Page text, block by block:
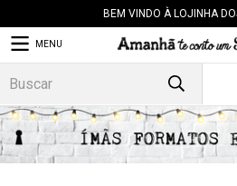
BEM VINDO À LOJINHA
MENU